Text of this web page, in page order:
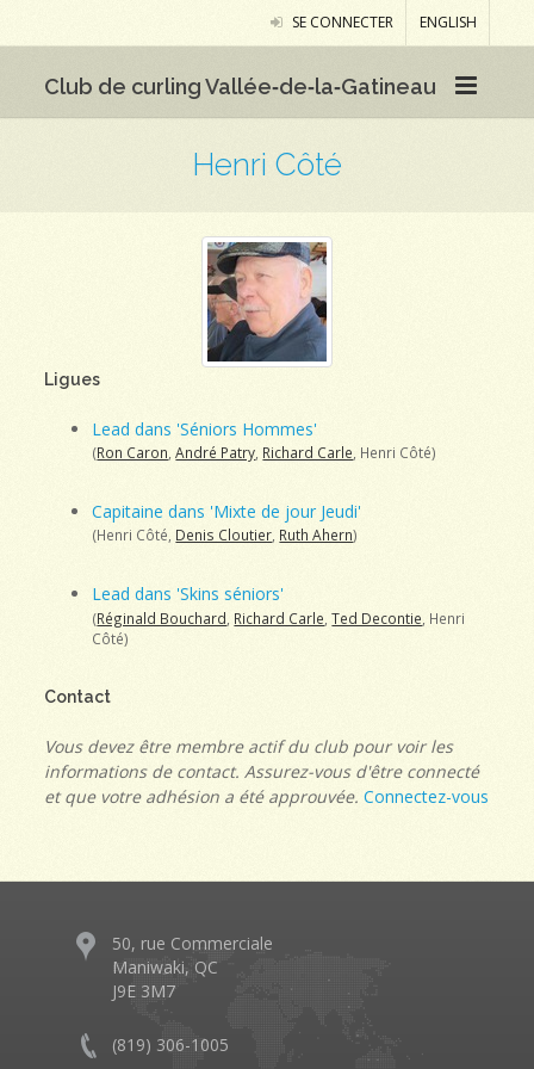
SE CONNECTER ENGLISH
Club de curling Vallée‑de‑la‑Gatineau
Henri Côté
Ligues
Lead dans 'Séniors Hommes'
(Ron Caron ,André Patry Richard Carle , Henri Côté)
Capitaine dans 'Mixte de jour Jeudi'
(Henri Côté, Denis Cloutier, Ruth Ahern)
Lead dans 'Skins séniors'
(Réginald Bouchard Richard Carle ,Ted Decontie , Henri
Côté)
Contact
Vous devez être membre actif du club pour voir les
informations de contact. Assurez-vous d'être connecté
et que votre adhésion a été approuvée. Connectez-vous
50, rue Commerciale
Maniwaki, QC
J9E 3M7
(819) 306-1005